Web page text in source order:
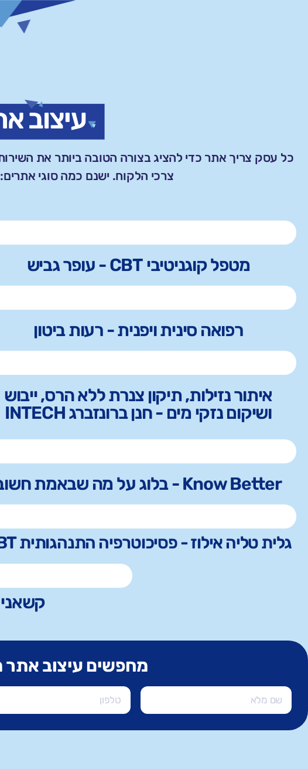
עיצוב
כל עסק צריך אתר כדי להציג בצורה הטובה ביותר את
צרכי הלקוח. ישנם כמה סוגי
מטפל קוגניטיבי CBT - עופר גביש
רפואה סינית ויפנית - רעות ביטון
איתור נזילות, תיקון צנרת ללא הרס, ייבוש
ושיקום נזקי מים - חנן ברונזברג INTECH
Know Better - בלוג על מה שבאמת חשוב
גלית טליה אילוז - פסיכוטרפיה התנהגותית CBT
מחפשים עיצוב